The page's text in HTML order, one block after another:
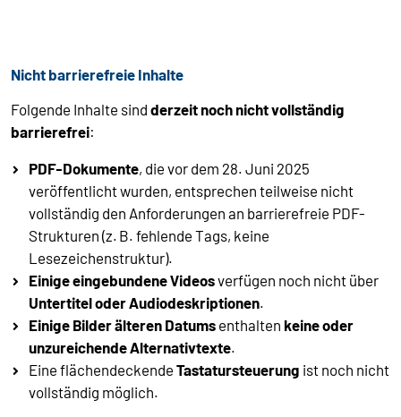
Nicht barrierefreie Inhalte
Folgende Inhalte sind derzeit noch nicht vollständig
barrierefrei:
PDF-Dokumente, die vor dem 28. Juni 2025
veröffentlicht wurden, entsprechen teilweise nicht
vollständig den Anforderungen an barrierefreie PDF-
Strukturen (z. B. fehlende Tags, keine
Lesezeichenstruktur).
Einige eingebundene Videosverfügen noch nicht über
Untertitel oder Audiodeskriptionen.
Einige Bilder älteren Datums enthalten keine oder
unzureichende Alternativtexte.
Eine flächendeckende Tastatursteuerung ist noch nicht
vollständig möglich.